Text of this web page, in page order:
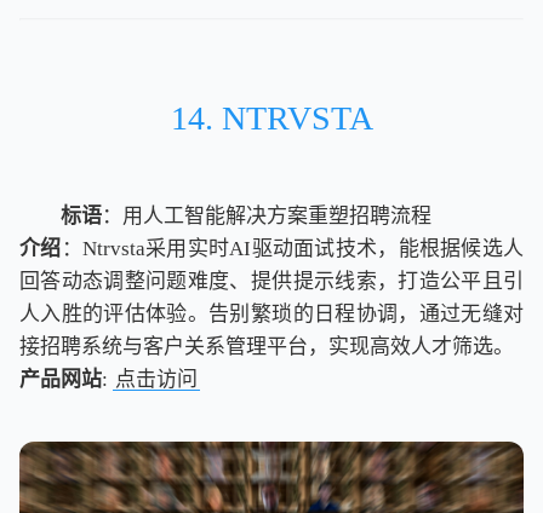
14. NTRVSTA
标语：用人工智能解决方案重塑招聘流程
介绍 ：Ntrvsta采用实时AI驱动面试技术，能根据候选人
回答动态调整问题难度、提供提示线索，打造公平且引
人入胜的评估体验。告别繁琐的日程协调，通过无缝对
接招聘系统与客户关系管理平台，实现高效人才筛选。
产品网站: 点击访问